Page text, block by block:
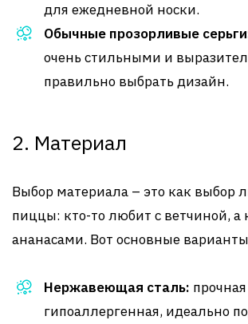
для ежедневной носки.
Обычные прозорливые
очень стильными и
правильно выбрать дизайн.
2. Материал
Выбор материала – это как выбор
пиццы: кто-то любит с ветчиной, а
ананасами. Вот основные
Нержавеющая сталь:
гипоаллергенная, идеально